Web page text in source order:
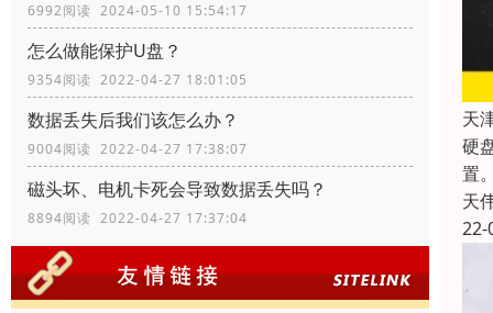
6992阅读 2024-05-10 15:54:17
怎么做能保护U盘？
9354阅读 2022-04-27 18:01:05
数据丢失后我们该怎么办？
9004阅读 2022-04-27 17:38:07
磁头坏、电机卡死会导致数据丢失吗？
8894阅读 2022-04-27 17:37:04
天
硬
置
天
22-